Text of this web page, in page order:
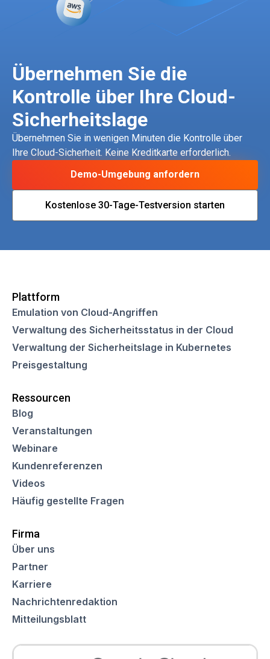
Übernehmen Sie die
Kontrolle über Ihre Cloud-
Sicherheitslage
Übernehmen Sie in wenigen Minuten die Kontrolle über
Ihre Cloud-Sicherheit. Keine Kreditkarte erforderlich.
Demo-Umgebung anfordern
Kostenlose 30-Tage-Testversion starten
Plattform
Emulation von Cloud-Angriffen
Verwaltung des Sicherheitsstatus in der Cloud
Verwaltung der Sicherheitslage in Kubernetes
Preisgestaltung
Ressourcen
Blog
Veranstaltungen
Webinare
Kundenreferenzen
Videos
Häufig gestellte Fragen
Firma
Über uns
Partner
Karriere
Nachrichtenredaktion
Mitteilungsblatt